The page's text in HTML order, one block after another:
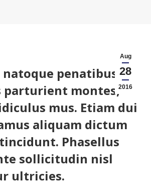
Aug
28
2016
natoque penatibus et
parturient montes,
mus. Etiam dui
aliquam dictum
Phasellus
sollicitudin nisl
ultricies.